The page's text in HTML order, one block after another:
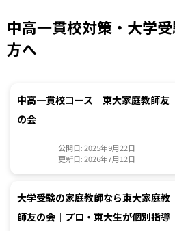
中高一貫校対策・大学
方へ
中高一貫校コース｜東大家庭教師友
の会
公開日: 2025年9月22日
更新日: 2026年7月12日
大学受験の家庭教師なら東大家庭教
師友の会｜プロ・東大生が個別指導